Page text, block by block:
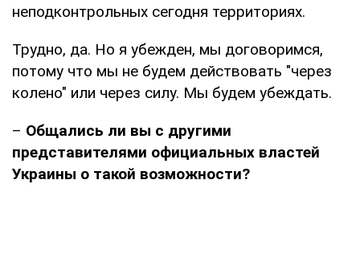
неподконтрольных сегодня территориях.
Трудно, да. Но я убежден, мы договоримся,
потому что мы не будем действовать "через
колено" или через силу. Мы будем убеждать.
– Общались ли вы с другими
представителями официальных властей
Украины о такой возможности?